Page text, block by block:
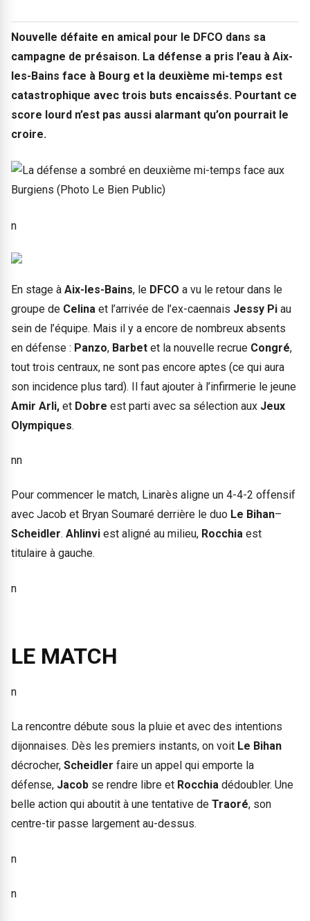
Nouvelle défaite en amical pour le DFCO dans sa
campagne de présaison. La défense a pris l’eau à Aix-
les-Bains face à Bourg et la deuxième mi-temps est
catastrophique avec trois buts encaissés. Pourtant ce
score lourd n’est pas aussi alarmant qu’on pourrait le
croire.
n
En stage à Aix-les-Bains, le DFCO a vu le retour dans le
groupe de Celina et l’arrivée de l’ex-caennais Jessy Pi au
sein de l’équipe. Mais il y a encore de nombreux absents
en défense : Panzo, Barbet et la nouvelle recrue Congré,
tout trois centraux, ne sont pas encore aptes (ce qui aura
son incidence plus tard). Il faut ajouter à l’infirmerie le jeune
Amir Arli, et Dobre est parti avec sa sélection aux Jeux
Olympiques.
nn
Pour commencer le match, Linarès aligne un 4-4-2 offensif
avec Jacob et Bryan Soumaré derrière le duo Le Bihan–
Scheidler. Ahlinvi est aligné au milieu, Rocchia est
titulaire à gauche.
n
LE MATCH
n
La rencontre débute sous la pluie et avec des intentions
dijonnaises. Dès les premiers instants, on voit Le Bihan
décrocher, Scheidler faire un appel qui emporte la
défense, Jacob se rendre libre et Rocchia dédoubler. Une
belle action qui aboutit à une tentative de Traoré, son
centre-tir passe largement au-dessus.
n
n